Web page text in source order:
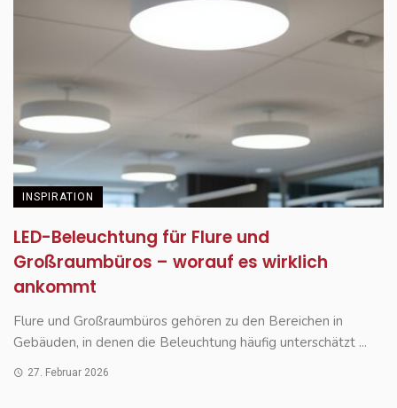
INSPIRATION
LED-Beleuchtung für Flure und
Großraumbüros – worauf es wirklich
ankommt
Flure und Großraumbüros gehören zu den Bereichen in
Gebäuden, in denen die Beleuchtung häufig unterschätzt ...
27. Februar 2026